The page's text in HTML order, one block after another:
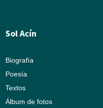
Sol Acín
Biografía
Poesía
Textos
Álbum de fotos